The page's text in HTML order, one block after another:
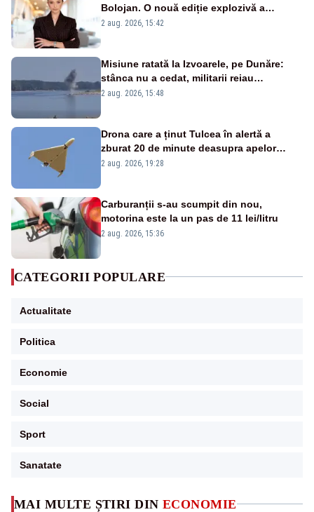
MAI MULTE ȘTIRI DIN ECONOMIE
Bolojan. O nouă ediție explozivă a
emisiunii „Miza Zilei” la Realitatea PLUS
2 aug. 2026, 15:42
Misiune ratată la Izvoarele, pe Dunăre:
stânca nu a cedat, militarii reiau
detonările luni – VIDEO
2 aug. 2026, 15:48
Drona care a ținut Tulcea în alertă a
zburat 20 de minute deasupra apelor
României. Au fost ridicate două F-16
2 aug. 2026, 19:28
Carburanții s-au scumpit din nou,
motorina este la un pas de 11 lei/litru
2 aug. 2026, 15:36
CATEGORII POPULARE
Actualitate
Politica
Economie
Social
Sport
Sanatate